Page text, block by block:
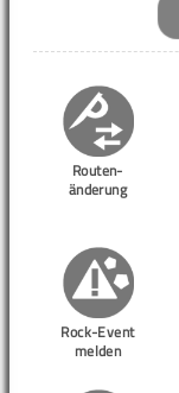
Routen-
änderung
Rock-Event
melden